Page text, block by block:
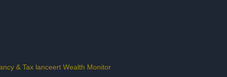
& Tax lanceert Wealth Monitor